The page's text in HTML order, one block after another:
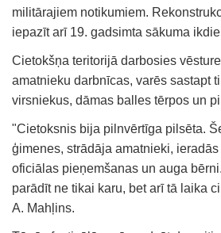
militārajiem notikumiem.
iepazīt arī 19. gadsimta sākuma
Cietokšņa teritorijā darbosies
amatnieku darbnīcas, varēs sastapt
virsniekus, dāmas balles tērpos un
"Cietoksnis bija pilnvērtīga pilsēta.
ģimenes, strādāja amatnieki,
oficiālas pieņemšanas un auga
parādīt ne tikai karu, bet arī tā laika
A. Mahļins.